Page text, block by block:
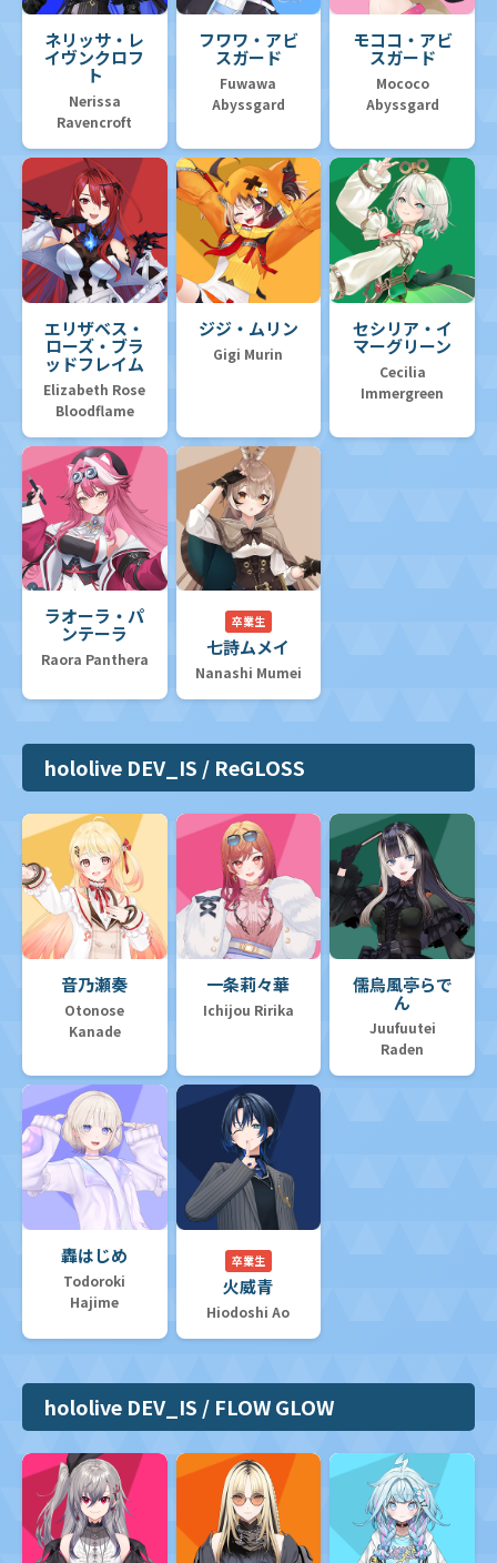
ネリッサ・レ
イヴンクロフ
ト
Nerissa
Ravencroft
フワワ・アビ
スガード
Fuwawa
Abyssgard
モココ・アビ
スガード
Mococo
Abyssgard
エリザベス・
ローズ・ブラ
ッドフレイム
Elizabeth Rose
Bloodflame
ジジ・ムリン
Gigi Murin
セシリア・イ
マーグリーン
Cecilia
Immergreen
ラオーラ・パ
ンテーラ
Raora Panthera
卒業生
七詩ムメイ
Nanashi Mumei
hololive DEV_IS / ReGLOSS
音乃瀬奏
Otonose
Kanade
一条莉々華
Ichijou Ririka
儒烏風亭らで
ん
Juufuutei
Raden
轟はじめ
Todoroki
Hajime
卒業生
火威青
Hiodoshi Ao
hololive DEV_IS / FLOW GLOW